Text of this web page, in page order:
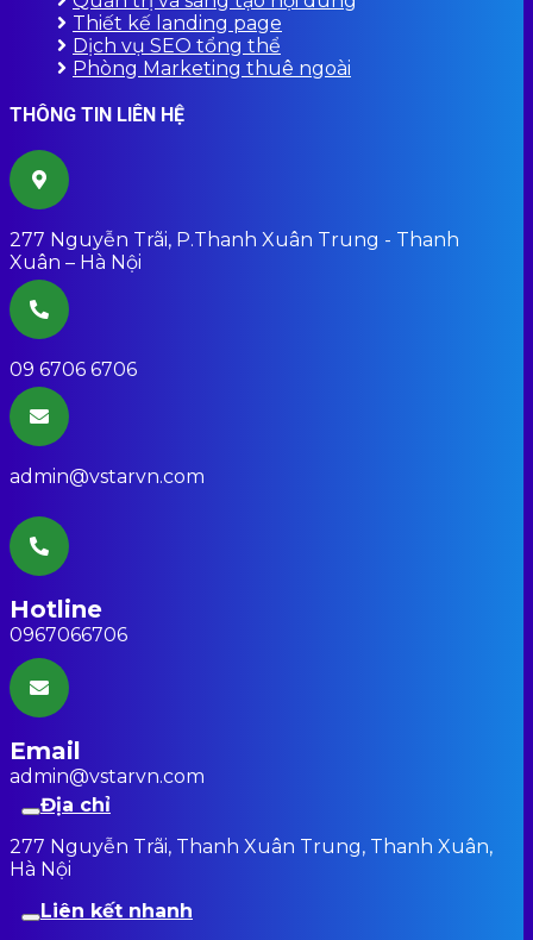
Thiết kế landing page
Dịch vụ SEO tổng thể
Phòng Marketing thuê ngoài
THÔNG TIN LIÊN HỆ
277 Nguyễn Trãi, P.Thanh Xuân Trung - Thanh
Xuân – Hà Nội
09 6706 6706
admin@vstarvn.com
Hotline
0967066706
Email
admin@vstarvn.com
Địa chỉ
277 Nguyễn Trãi, Thanh Xuân Trung, Thanh Xuân,
Hà Nội
Liên kết nhanh